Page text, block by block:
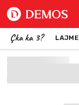
Çka ka 3? LAJME